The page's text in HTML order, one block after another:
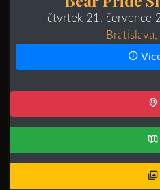
čtvrtek 21. července
Bratislava,